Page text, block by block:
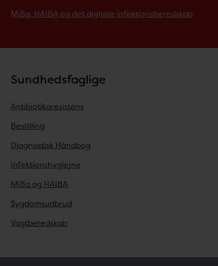
MiBa, HAIBA og det digitale infektionsberedskab
Sundhedsfaglige
Antibiotikaresistens
Bestilling
Diagnostisk Håndbog
Infektionshygiejne
MiBa og HAIBA
Sygdomsudbrud
Vagtberedskab